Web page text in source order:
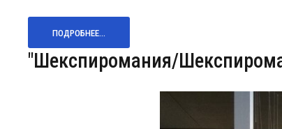
ПОДРОБНЕЕ...
"Шекспиромания/